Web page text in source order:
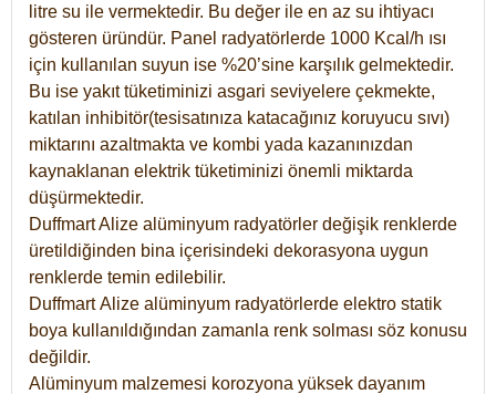
litre su ile vermektedir. Bu değer ile en az su ihtiyacı
gösteren üründür. Panel radyatörlerde 1000 Kcal/h ısı
için kullanılan suyun ise %20’sine karşılık gelmektedir.
Bu ise yakıt tüketiminizi asgari seviyelere çekmekte,
katılan inhibitör(tesisatınıza katacağınız koruyucu sıvı)
miktarını azaltmakta ve kombi yada kazanınızdan
kaynaklanan elektrik tüketiminizi önemli miktarda
düşürmektedir.
Duffmart Alize alüminyum radyatörler değişik renklerde
üretildiğinden bina içerisindeki dekorasyona uygun
renklerde temin edilebilir.
DuffmartAlize alüminyum radyatörlerde elektro statik
boya kullanıldığından zamanla renk solması söz konusu
değildir.
Alüminyum malzemesi korozyona yüksek dayanım